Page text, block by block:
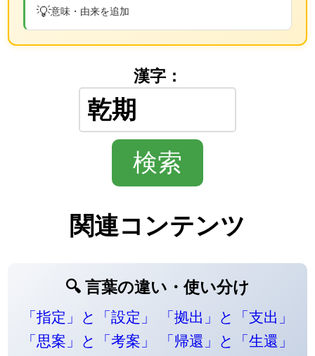
💡意味・由来を追加
漢字：
関連コンテンツ
🔍 言葉の違い・使い分け
「指定」と「設定」
「拠出」と「支出」
「思案」と「考案」
「帰還」と「生還」